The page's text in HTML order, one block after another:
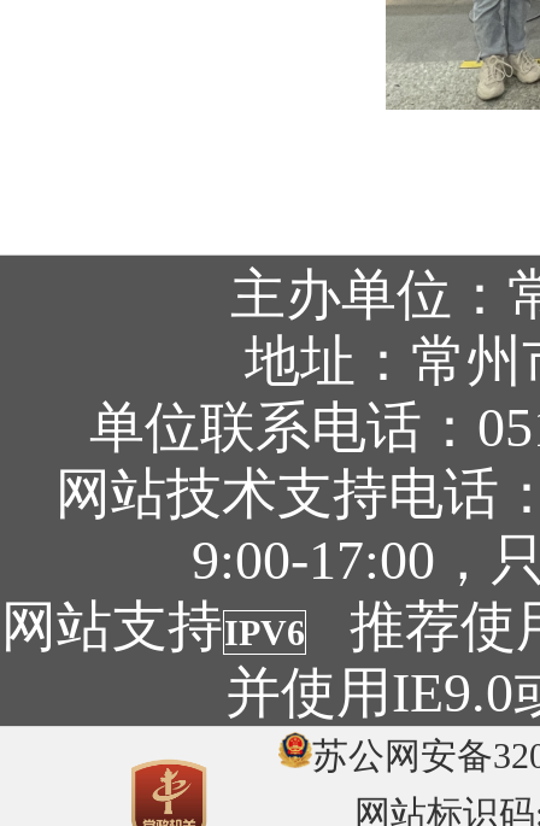
主办单位：
地址：常州
单位联系电话：
网站技术支持电话
9:00-17:00，
网站支持IPV6推荐使
并使用IE9.0
苏公网安备
网站标识码